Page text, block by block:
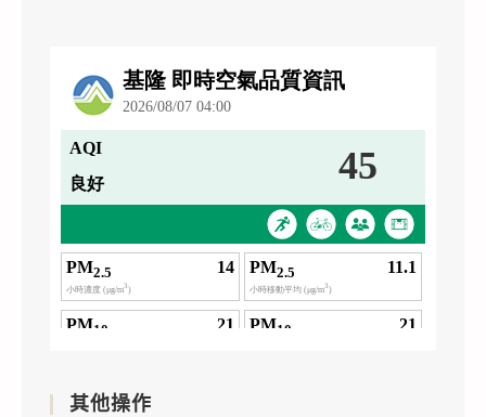
其他操作